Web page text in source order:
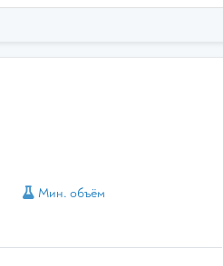
Мин. объём